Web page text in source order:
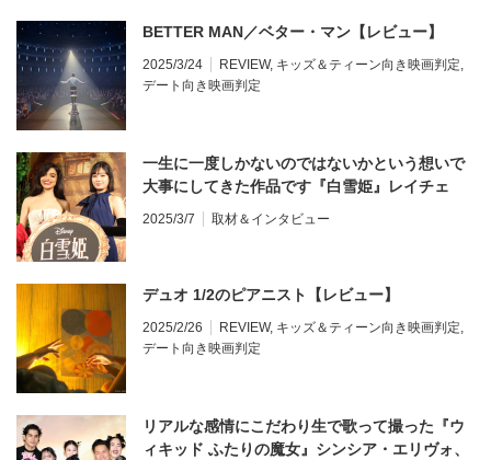
BETTER MAN／ベター・マン【レビュー】
2025/3/24 REVIEW, キッズ＆ティーン向き映画判定,
デート向き映画判定
一生に一度しかないのではないかという想いで
大事にしてきた作品です『白雪姫』レイチェ
ル・ゼグラー来日
2025/3/7 取材＆インタビュー
デュオ 1/2のピアニスト【レビュー】
2025/2/26 REVIEW, キッズ＆ティーン向き映画判定,
デート向き映画判定
リアルな感情にこだわり生で歌って撮った『ウ
ィキッド ふたりの魔女』シンシア・エリヴォ、